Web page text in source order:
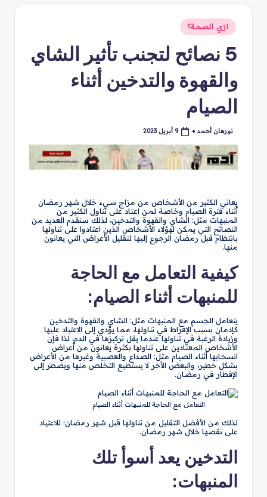
نُشر
في
ازي الصحة؟
5 نصائح لتجنب تأثير الشاي
والقهوة والتدخين أثناء
الصيام
تمّ
بواسطة
نورهان أحمد 9 أبريل 2023
يعاني الكثير من الأشخاص من مزاج سيء خلال شهر رمضان
أثناء فترة الصيام وخاصة لمن اعتاد على تناول الكثير من
المنبهات مثل: الشاي والقهوة والتدخين، لذلك سنقدم العديد من
النصائح التي يمكن لهؤلاء الأشخاص الذين اعتادوا على تناولها
بانتظام قبل رمضان الرجوع إليها لتقليل الأعراض التي يعانون
منها.
كيفية التعامل مع الحاجة
للمنبهات أثناء الصيام:
يتعامل الجسم مع المنبهات مثل: الشاي والقهوة والتدخين
كإدمان بسبب الإفراط في تناولها، مما يؤدي إلى الاعتياد عليها
وزيادة الرغبة في تناولها عندما يقل تركيزها في الدم، لذا فإن
الأشخاص المعتادين على تناولها بكثرة يعانون من أعراض
انسحابها أثناء الصيام مثل: الصداع والعصبية وغيرها من الأعراض
بشكل خطير، والبعض الأخر لا يستطيع التخلص منها ويضطر إلى
الإفطار في رمضان.
التعامل مع الحاجة للمنبهات أثناء الصيام
لذلك من الأفضل التقليل من تناولها قبل شهر رمضان؛ للاعتياد
على نقصها خلال شهر رمضان.
التدخين يعد أسوأ تلك
المنبهات: